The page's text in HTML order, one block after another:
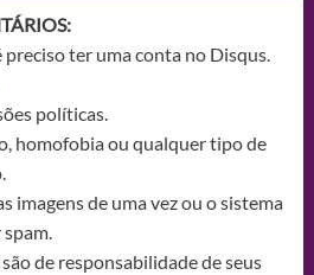
preciso ter uma conta no Disqus.
políticas.
homofobia ou qualquer tipo de
imagens de uma vez ou o sistema
de responsabilidade de seus